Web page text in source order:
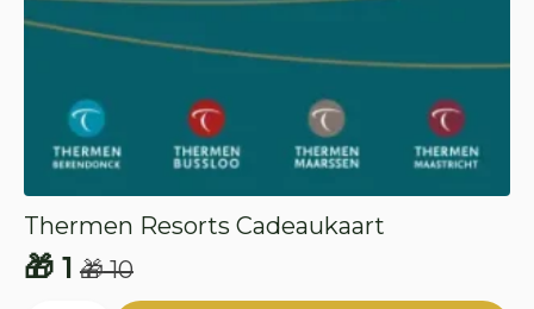
Thermen Resorts Cadeaukaart
🎁10
Oorspronkelijke
🎁 1
Huidige